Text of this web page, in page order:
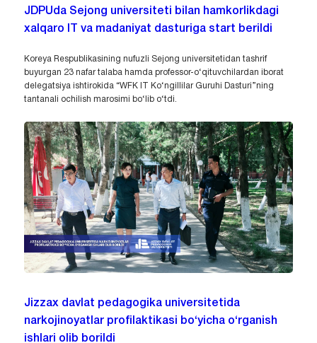
JDPUda Sejong universiteti bilan hamkorlikdagi
xalqaro IT va madaniyat dasturiga start berildi
Koreya Respublikasining nufuzli Sejong universitetidan tashrif
buyurgan 23 nafar talaba hamda professor-o‘qituvchilardan iborat
delegatsiya ishtirokida “WFK IT Ko‘ngillilar Guruhi Dasturi”ning
tantanali ochilish marosimi bo‘lib o‘tdi.
Jizzax davlat pedagogika universitetida
narkojinoyatlar profilaktikasi bo‘yicha o‘rganish
ishlari olib borildi